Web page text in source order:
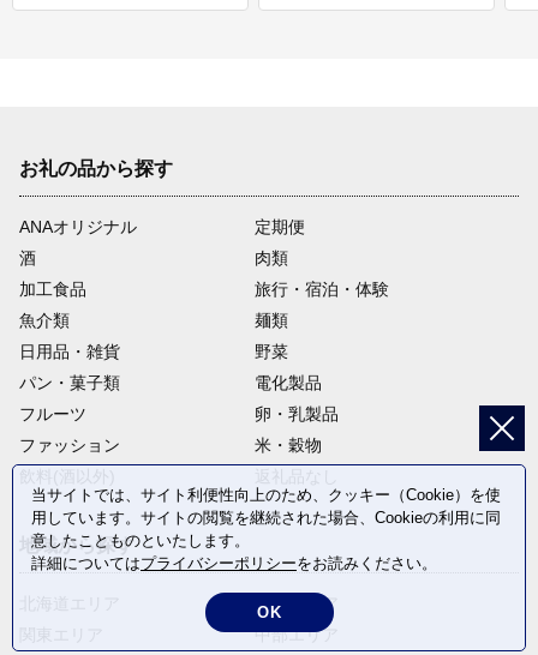
お礼の品から探す
ANAオリジナル
定期便
酒
肉類
加工食品
旅行・宿泊・体験
魚介類
麺類
日用品・雑貨
野菜
パン・菓子類
電化製品
フルーツ
卵・乳製品
ファッション
米・穀物
地域から探す
東北エリア
中部エリア
当サイトでは、サイト利便性向上のため、クッキー（Cookie）を使
用しています。サイトの閲覧を継続された場合、Cookieの利用に同
意したことものといたします。
詳細についてはプライバシーポリシーをお読みください。
OK